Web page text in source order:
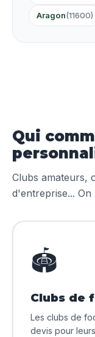
Aragon(11600)
Qui
Clubs amateurs,
d'entreprise...
🏟️
Clubs de
Les clubs de
devis pour